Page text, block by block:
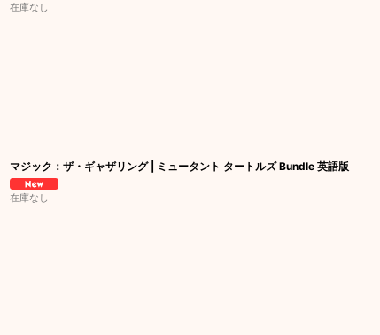
在庫なし
マジック：ザ・ギャザリング | ミュータント タートルズ Bundle 英語版
在庫なし